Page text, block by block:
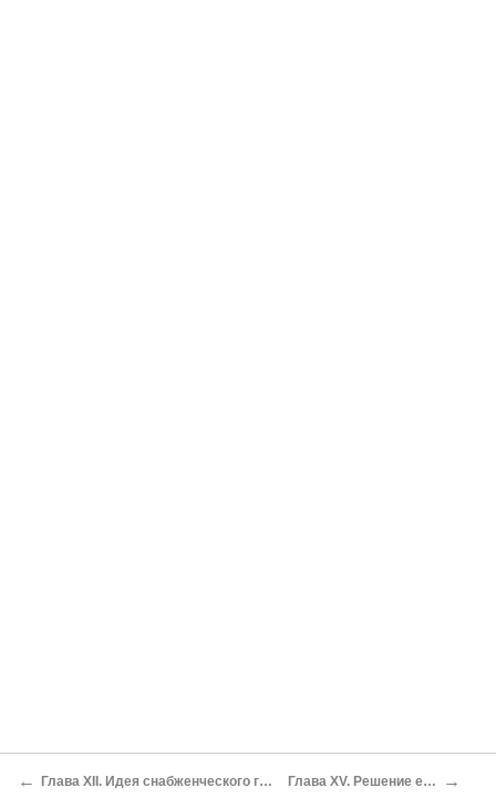
← Глава ХII. Идея снабженческого государства – современная химера Глава ХV. Решение европейской проблемы →